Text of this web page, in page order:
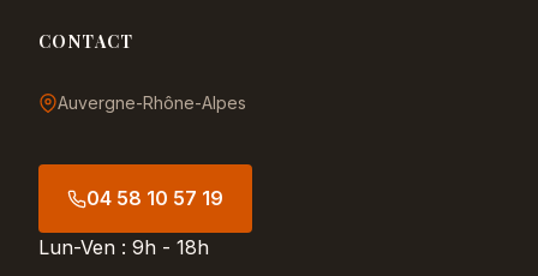
CONTACT
Auvergne-Rhône-Alpes
04 58 10 57 19
Lun-Ven : 9h - 18h